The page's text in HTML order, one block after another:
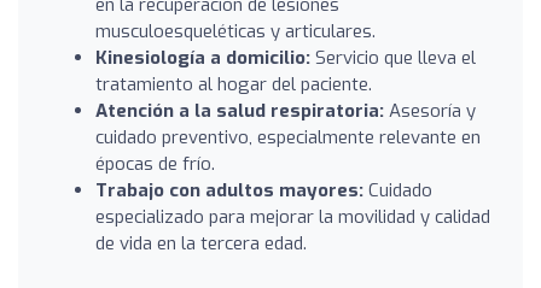
musculoesqueléticas y articulares.
Kinesiología a domicilio: Servicio que lleva el
tratamiento al hogar del paciente.
Atención a la salud respiratoria: Asesoría y
cuidado preventivo, especialmente relevante en
épocas de frío.
Trabajo con adultos mayores: Cuidado
especializado para mejorar la movilidad y calidad
de vida en la tercera edad.